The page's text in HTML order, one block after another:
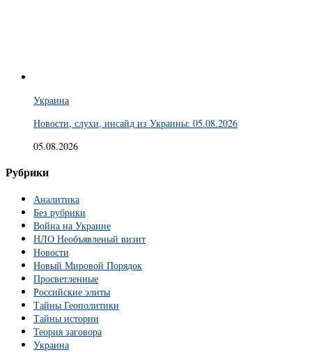
Украина
Новости, слухи, инсайд из Украины: 05.08.2026
05.08.2026
Рубрики
Аналитика
Без рубрики
Война на Украине
НЛО Необъявленый визит
Новости
Новый Мировой Порядок
Просветленные
Российские элиты
Тайны Геополитики
Тайны истории
Теория заговора
Украина